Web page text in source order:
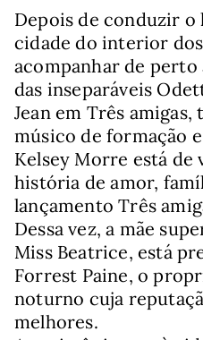
Depois de conduzir o
cidade do interior
acompanhar de perto
das inseparáveis
Jean em Três
músico de formação
Kelsey Morre está de
história de amor,
lançamento Três
Dessa vez, a mãe
Miss Beatrice, está
Forrest Paine, o
noturno cuja
melhores.